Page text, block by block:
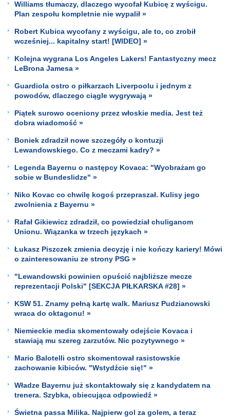
Williams tłumaczy, dlaczego wycofał Kubicę z wyścigu.
Plan zespołu kompletnie nie wypalił »
Robert Kubica wycofany z wyścigu, ale to, co zrobił
wcześniej... kapitalny start! [WIDEO] »
Kolejna wygrana Los Angeles Lakers! Fantastyczny mecz
LeBrona Jamesa »
Guardiola ostro o piłkarzach Liverpoolu i jednym z
powodów, dlaczego ciągle wygrywają »
Piątek surowo oceniony przez włoskie media. Jest też
dobra wiadomość »
Boniek zdradził nowe szczegóły o kontuzji
Lewandowskiego. Co z meczami kadry? »
Legenda Bayernu o następcy Kovaca: "Wyobrażam go
sobie w Bundeslidze" »
Niko Kovac co chwilę kogoś przepraszał. Kulisy jego
zwolnienia z Bayernu »
Rafał Gikiewicz zdradził, co powiedział chuliganom
Unionu. Wiązanka w trzech językach »
Łukasz Piszczek zmienia decyzję i nie kończy kariery! Mówi
o zainteresowaniu ze strony PSG »
"Lewandowski powinien opuścić najbliższe mecze
reprezentacji Polski" [SEKCJA PIŁKARSKA #28] »
KSW 51. Znamy pełną kartę walk. Mariusz Pudzianowski
wraca do oktagonu! »
Niemieckie media skomentowały odejście Kovaca i
stawiają mu szereg zarzutów. Nic pozytywnego »
Mario Balotelli ostro skomentował rasistowskie
zachowanie kibiców. "Wstydźcie się!" »
Władze Bayernu już skontaktowały się z kandydatem na
trenera. Szybka, obiecująca odpowiedź »
Świetna passa Milika. Najpierw gol za golem, a teraz